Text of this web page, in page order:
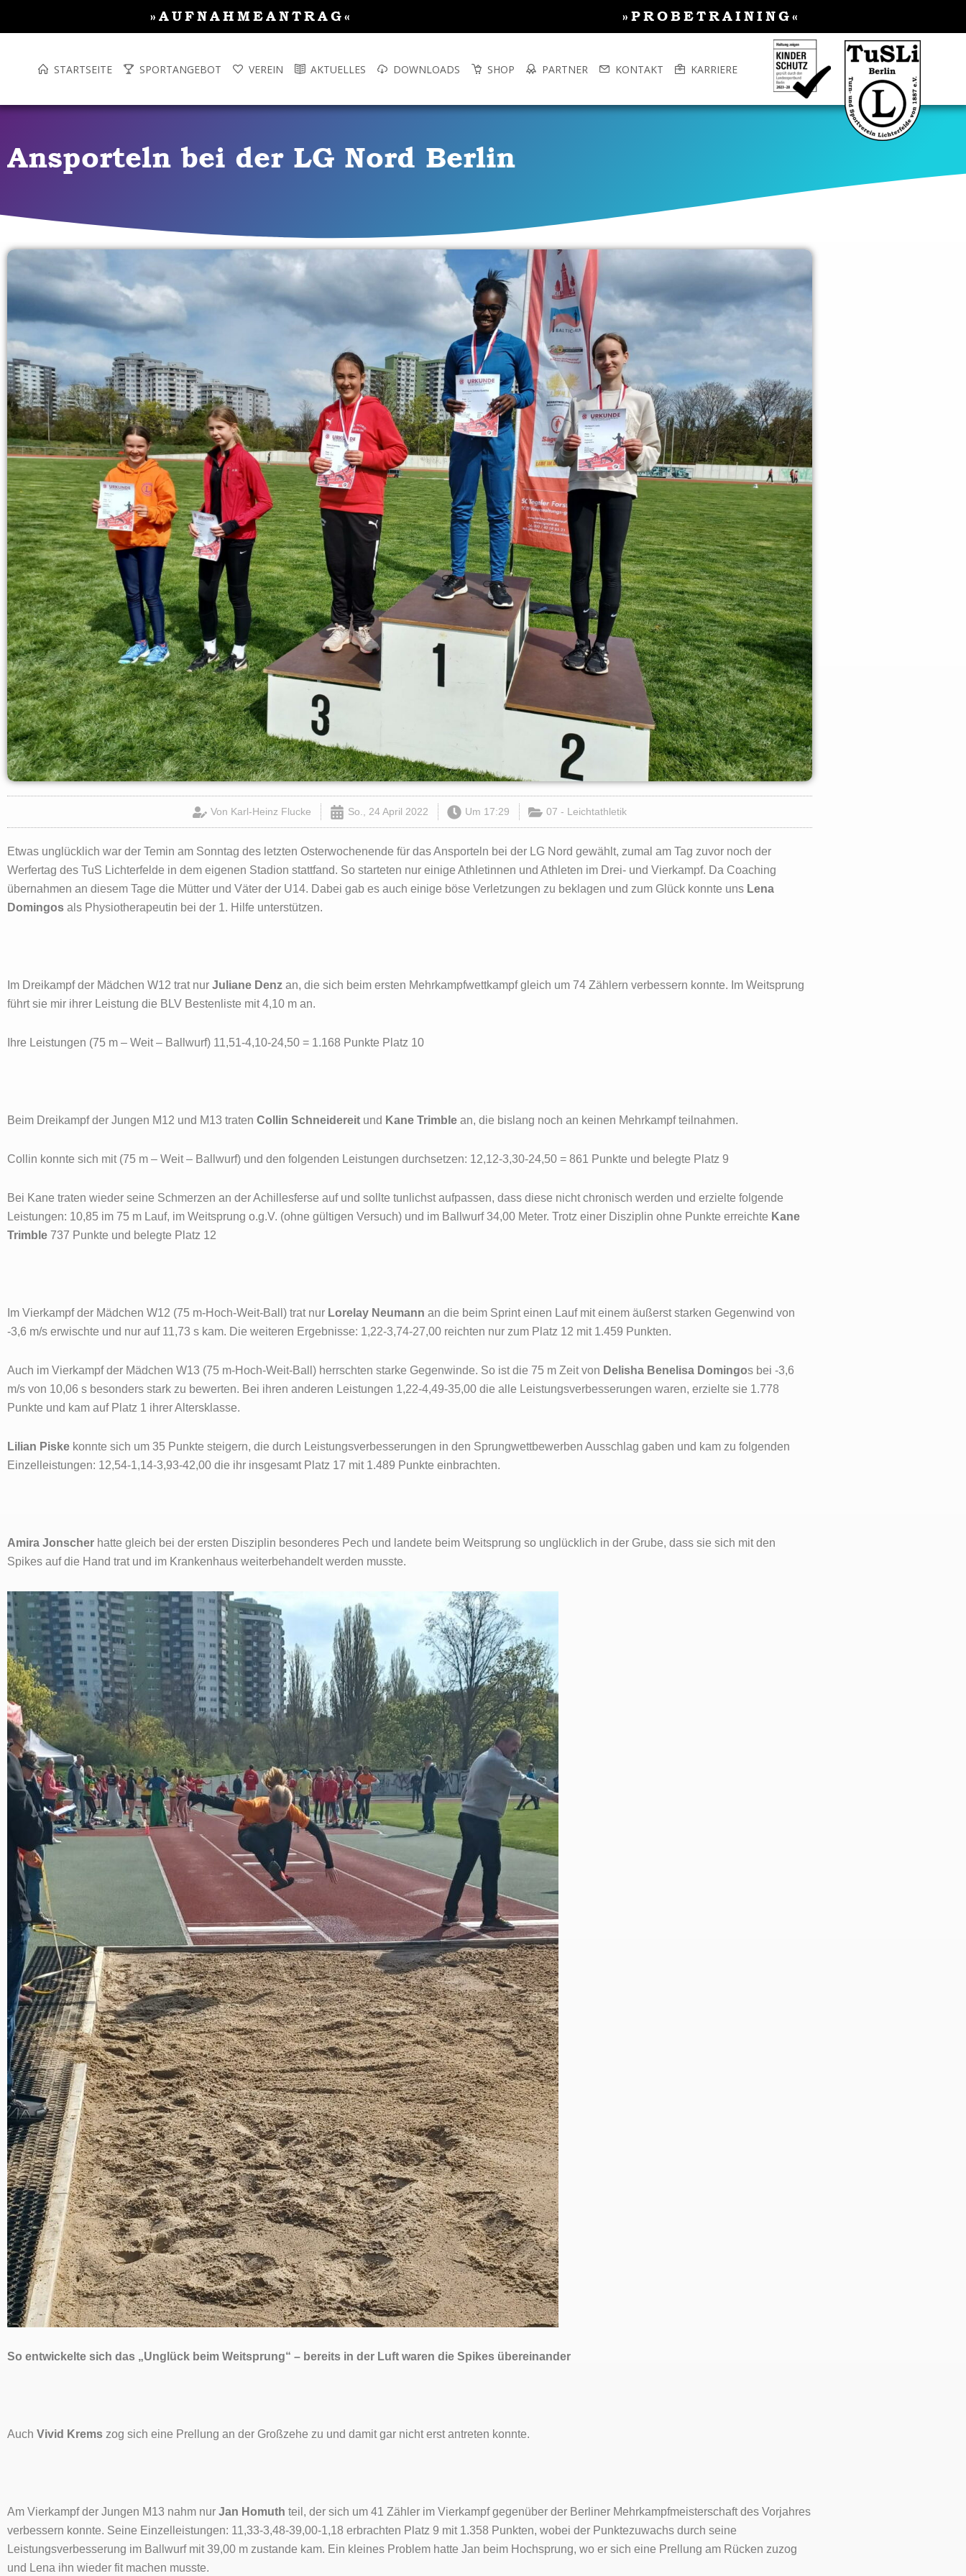
»AUFNAHMEANTRAG« »PROBETRAINING«
STARTSEITE SPORTANGEBOT VEREIN AKTUELLES DOWNLOADS SHOP PARTNER KONTAKT KARRIERE
Ansporteln bei der LG Nord Berlin
Von Karl-Heinz Flucke So., 24 April 2022 Um 17:29 07 - Leichtathletik
Etwas unglücklich war der Temin am Sonntag des letzten Osterwochenende für das Ansporteln bei der LG Nord gewählt, zumal am Tag zuvor noch der
Werfertag des TuS Lichterfelde in dem eigenen Stadion stattfand. So starteten nur einige Athletinnen und Athleten im Drei- und Vierkampf. Da Coaching
übernahmen an diesem Tage die Mütter und Väter der U14. Dabei gab es auch einige böse Verletzungen zu beklagen und zum Glück konnte uns Lena
Domingos als Physiotherapeutin bei der 1. Hilfe unterstützen.
Im Dreikampf der Mädchen W12 trat nur Juliane Denz an, die sich beim ersten Mehrkampfwettkampf gleich um 74 Zählern verbessern konnte. Im Weitsprung
führt sie mir ihrer Leistung die BLV Bestenliste mit 4,10 m an.
Ihre Leistungen (75 m – Weit – Ballwurf) 11,51-4,10-24,50 = 1.168 Punkte Platz 10
Beim Dreikampf der Jungen M12 und M13 traten Collin Schneidereit und Kane Trimble an, die bislang noch an keinen Mehrkampf teilnahmen.
Collin konnte sich mit (75 m – Weit – Ballwurf) und den folgenden Leistungen durchsetzen: 12,12-3,30-24,50 = 861 Punkte und belegte Platz 9
Bei Kane traten wieder seine Schmerzen an der Achillesferse auf und sollte tunlichst aufpassen, dass diese nicht chronisch werden und erzielte folgende
Leistungen: 10,85 im 75 m Lauf, im Weitsprung o.g.V. (ohne gültigen Versuch) und im Ballwurf 34,00 Meter. Trotz einer Disziplin ohne Punkte erreichte Kane
Trimble 737 Punkte und belegte Platz 12
Im Vierkampf der Mädchen W12 (75 m-Hoch-Weit-Ball) trat nur Lorelay Neumann an die beim Sprint einen Lauf mit einem äußerst starken Gegenwind von
-3,6 m/s erwischte und nur auf 11,73 s kam. Die weiteren Ergebnisse: 1,22-3,74-27,00 reichten nur zum Platz 12 mit 1.459 Punkten.
Auch im Vierkampf der Mädchen W13 (75 m-Hoch-Weit-Ball) herrschten starke Gegenwinde. So ist die 75 m Zeit von Delisha Benelisa Domingos bei -3,6
m/s von 10,06 s besonders stark zu bewerten. Bei ihren anderen Leistungen 1,22-4,49-35,00 die alle Leistungsverbesserungen waren, erzielte sie 1.778
Punkte und kam auf Platz 1 ihrer Altersklasse.
Lilian Piske konnte sich um 35 Punkte steigern, die durch Leistungsverbesserungen in den Sprungwettbewerben Ausschlag gaben und kam zu folgenden
Einzelleistungen: 12,54-1,14-3,93-42,00 die ihr insgesamt Platz 17 mit 1.489 Punkte einbrachten.
Amira Jonscher hatte gleich bei der ersten Disziplin besonderes Pech und landete beim Weitsprung so unglücklich in der Grube, dass sie sich mit den
Spikes auf die Hand trat und im Krankenhaus weiterbehandelt werden musste.
So entwickelte sich das „Unglück beim Weitsprung“ – bereits in der Luft waren die Spikes übereinander
Auch Vivid Krems zog sich eine Prellung an der Großzehe zu und damit gar nicht erst antreten konnte.
Am Vierkampf der Jungen M13 nahm nur Jan Homuth teil, der sich um 41 Zähler im Vierkampf gegenüber der Berliner Mehrkampfmeisterschaft des Vorjahres
verbessern konnte. Seine Einzelleistungen: 11,33-3,48-39,00-1,18 erbrachten Platz 9 mit 1.358 Punkten, wobei der Punktezuwachs durch seine
Leistungsverbesserung im Ballwurf mit 39,00 m zustande kam. Ein kleines Problem hatte Jan beim Hochsprung, wo er sich eine Prellung am Rücken zuzog
und Lena ihn wieder fit machen musste.